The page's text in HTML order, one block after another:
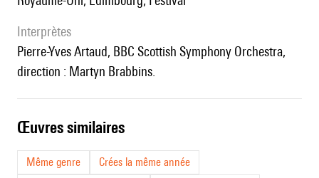
interprètes
Pierre-Yves Artaud, BBC Scottish Symphony Orchestra,
direction : Martyn Brabbins.
œuvres similaires
Même genre
Crées la même année